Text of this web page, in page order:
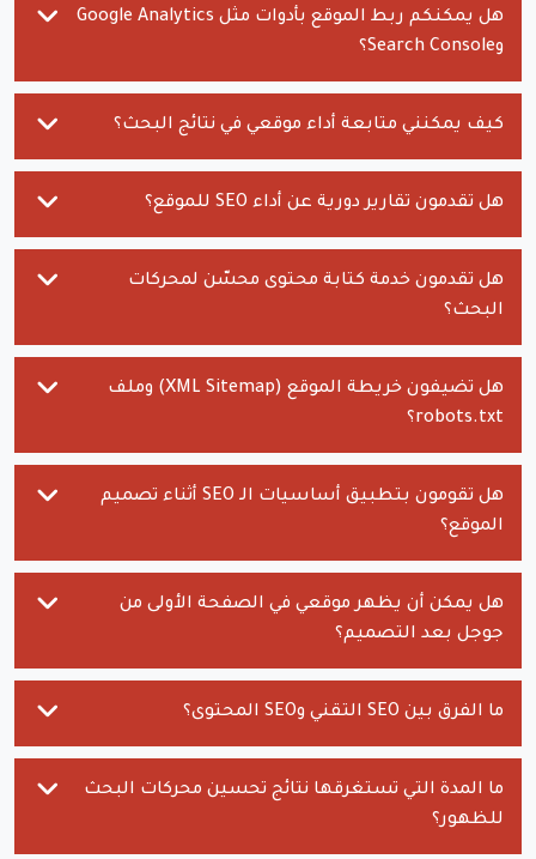
هل يمكنكم ربط الموقع بأدوات مثل Google Analytics
وSearch Console؟
كيف يمكنني متابعة أداء موقعي في نتائج البحث؟
هل تقدمون تقارير دورية عن أداء SEO للموقع؟
هل تقدمون خدمة كتابة محتوى محسّن لمحركات
البحث؟
هل تضيفون خريطة الموقع (XML Sitemap) وملف
robots.txt؟
هل تقومون بتطبيق أساسيات الـ SEO أثناء تصميم
الموقع؟
هل يمكن أن يظهر موقعي في الصفحة الأولى من
جوجل بعد التصميم؟
ما الفرق بين SEO التقني وSEO المحتوى؟
ما المدة التي تستغرقها نتائج تحسين محركات البحث
للظهور؟